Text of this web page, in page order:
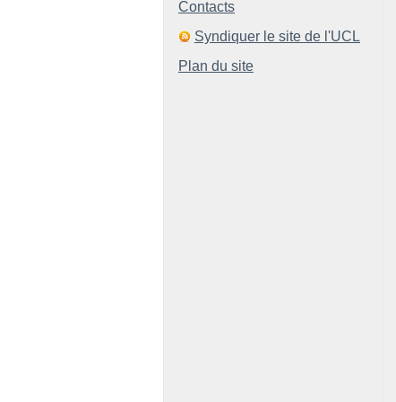
Contacts
Syndiquer le site de l'UCL
Plan du site